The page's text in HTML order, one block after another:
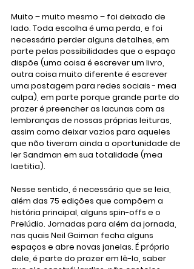
Muito – muito mesmo – foi deixado de
lado. Toda escolha é uma perda, e foi
necessário perder alguns detalhes, em
parte pelas possibilidades que o espaço
dispõe (uma coisa é escrever um livro,
outra coisa muito diferente é escrever
uma postagem para redes sociais - mea
culpa), em parte porque grande parte do
prazer é preencher as lacunas com as
lembranças de nossas próprias leituras,
assim como deixar vazios para aqueles
que não tiveram ainda a oportunidade de
ler Sandman em sua totalidade (mea
laetitia).
Nesse sentido, é necessário que se leia,
além das 75 edições que compõem a
história principal, alguns spin-offs e o
Prelúdio. Jornadas para além da jornada,
nas quais Neil Gaiman fecha alguns
espaços e abre novas janelas. É próprio
dele, é parte do prazer em lê-lo, saber